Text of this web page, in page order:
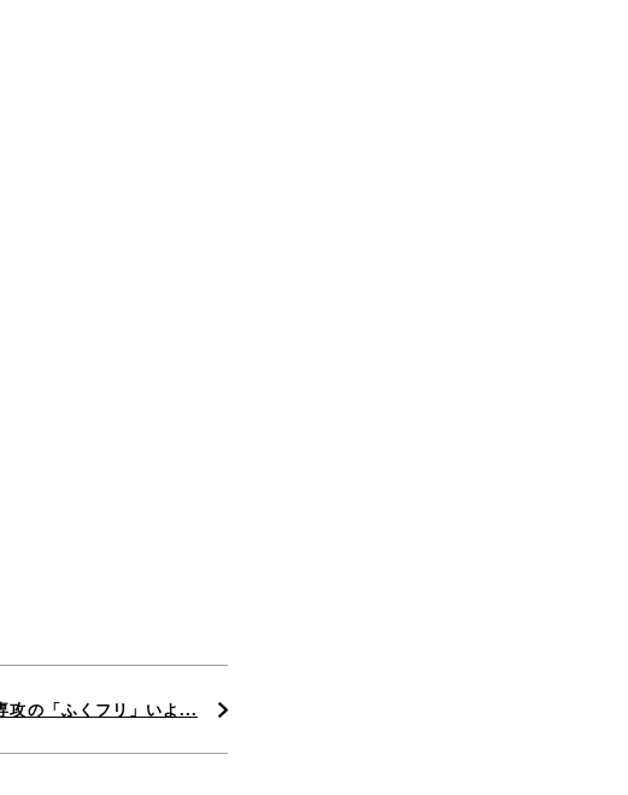
攻の「ふくフリ」いよ...